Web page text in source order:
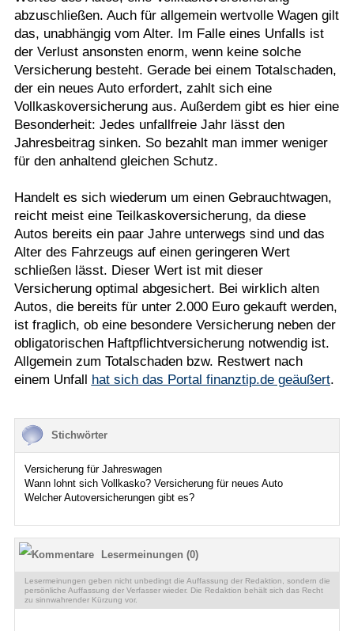
abzuschließen. Auch für allgemein wertvolle Wagen gilt
das, unabhängig vom Alter. Im Falle eines Unfalls ist
der Verlust ansonsten enorm, wenn keine solche
Versicherung besteht. Gerade bei einem Totalschaden,
der ein neues Auto erfordert, zahlt sich eine
Vollkaskoversicherung aus. Außerdem gibt es hier eine
Besonderheit: Jedes unfallfreie Jahr lässt den
Jahresbeitrag sinken. So bezahlt man immer weniger
für den anhaltend gleichen Schutz.
Handelt es sich wiederum um einen Gebrauchtwagen,
reicht meist eine Teilkaskoversicherung, da diese
Autos bereits ein paar Jahre unterwegs sind und das
Alter des Fahrzeugs auf einen geringeren Wert
schließen lässt. Dieser Wert ist mit dieser
Versicherung optimal abgesichert. Bei wirklich alten
Autos, die bereits für unter 2.000 Euro gekauft werden,
ist fraglich, ob eine besondere Versicherung neben der
obligatorischen Haftpflichtversicherung notwendig ist.
Allgemein zum Totalschaden bzw. Restwert nach
einem Unfall hat sich das Portal finanztip.de geäußert.
Stichwörter
Versicherung für Jahreswagen
Wann lohnt sich Vollkasko? Versicherung für neues Auto
Welcher Autoversicherungen gibt es?
Lesermeinungen (0)
Lesermeinungen geben nicht unbedingt die Auffassung der Redaktion, sondern die
persönliche Auffassung der Verfasser wieder. Die Redaktion behält sich das Recht
zu sinnwahrender Kürzung vor.